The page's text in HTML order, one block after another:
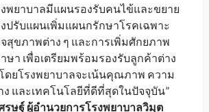
งพยาบาลมีแผนรองรับคนไข้และขยาย
ปรับแผนเพิ่มแผนกรักษาโรคเฉพาะ
สุขภาพต่าง ๆ และการเพิ่มศักยภาพ
า เพื่อเตรียมพร้อมรองรับลูกค้าต่าง
ดยโรงพยาบาลจะเน้นคุณภาพ ความ
และเทคโนโลยีที่ดีที่สุดในปัจจุบัน”
รษฐ์ ผู้อำนวยการโรงพยาบาลวิมุต